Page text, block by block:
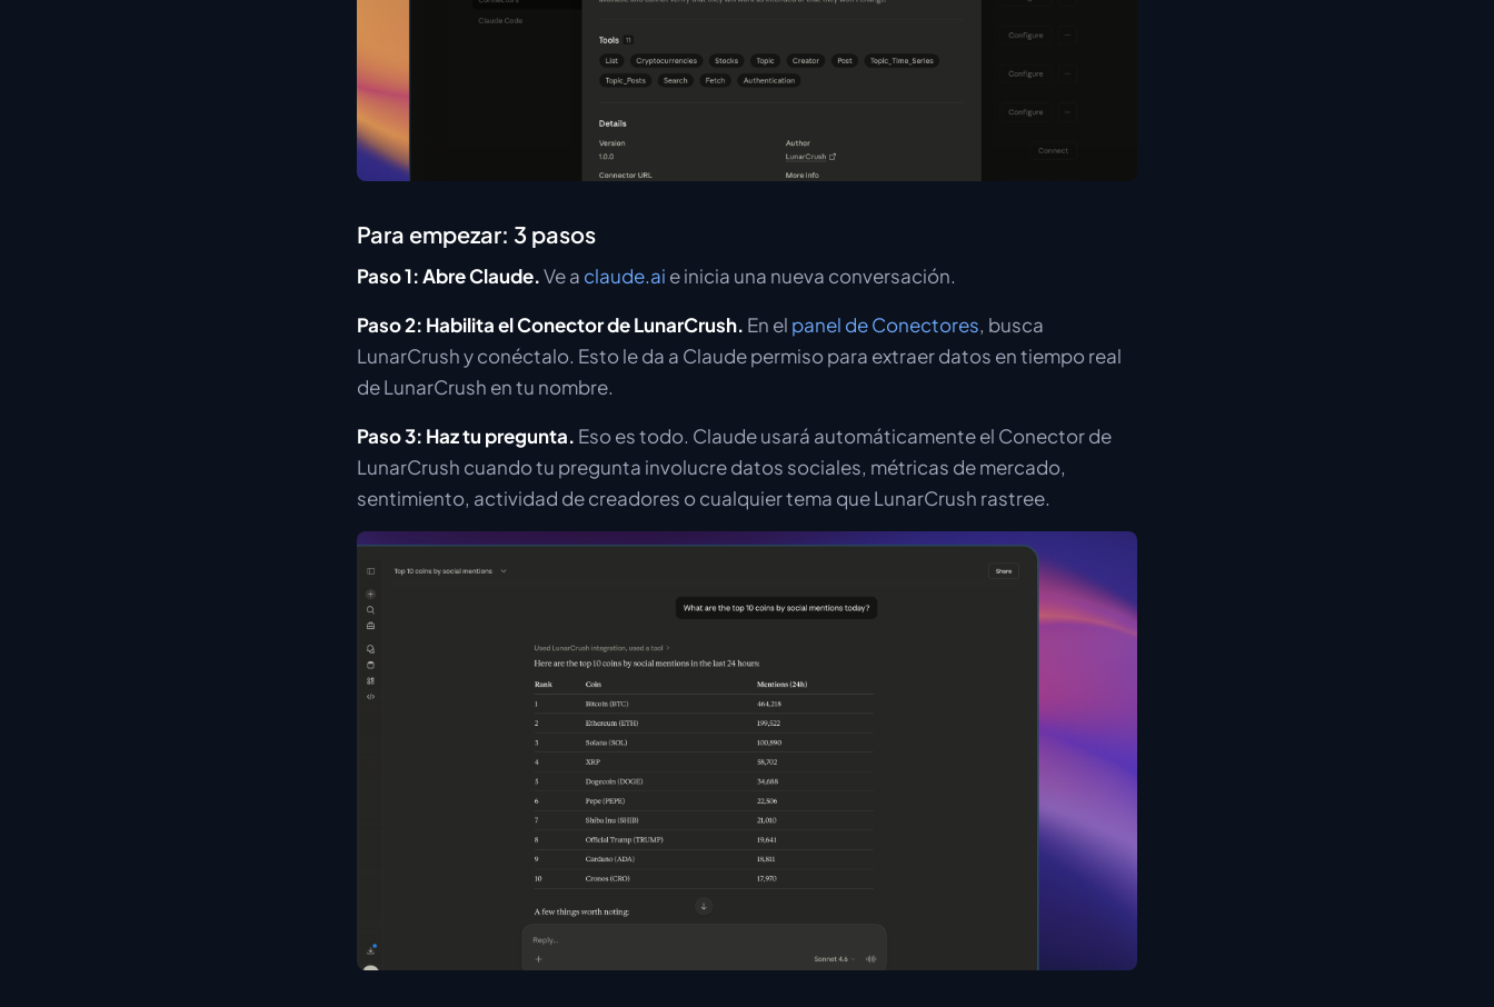
Para empezar: 3 pasos
Paso 1: Abre Claude.Ve a claude.ai e inicia una nueva conversación.
Paso 2: Habilita el Conector de LunarCrush. En el panel de Conectores, busca
LunarCrush y conéctalo. Esto le da a Claude permiso para extraer datos en tiempo real
de LunarCrush en tu nombre.
Paso 3: Haz tu pregunta. Eso es todo. Claude usará automáticamente el Conector de
LunarCrush cuando tu pregunta involucre datos sociales, métricas de mercado,
sentimiento, actividad de creadores o cualquier tema que LunarCrush rastree.